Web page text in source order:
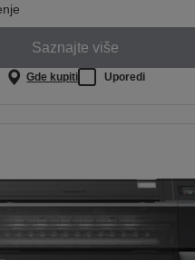
Saznajte više
Gde kupiti Uporedi